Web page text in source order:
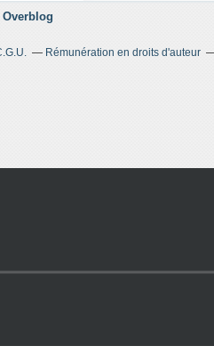
Overblog
Rémunération en droits d'auteur